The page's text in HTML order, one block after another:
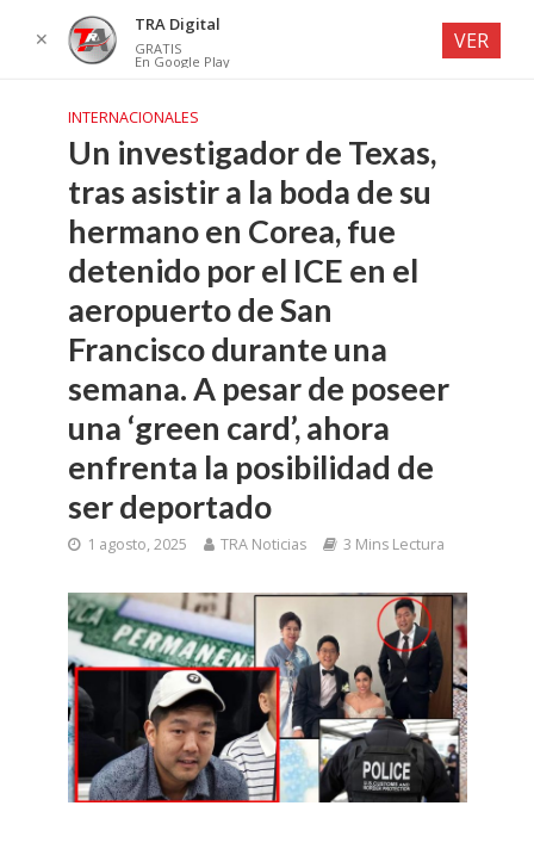
INTERNACIONALES
Un investigador de Texas,
tras asistir a la boda de su
hermano en Corea, fue
detenido por el ICE en el
aeropuerto de San
Francisco durante una
semana. A pesar de poseer
una ‘green card’, ahora
enfrenta la posibilidad de
ser deportado
1 agosto, 2025 TRA Noticias 3 Mins Lectura
✕
TRA Digital
GRATIS
En Google Play
VER